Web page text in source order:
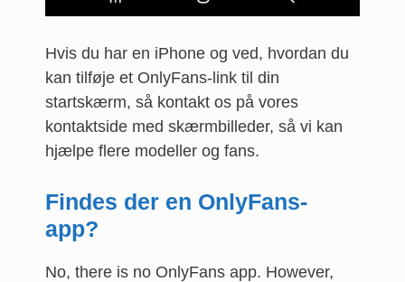
Hvis du har en iPhone og ved, hvordan du
kan tilføje et OnlyFans-link til din
startskærm, så kontakt os på vores
kontaktside med skærmbilleder, så vi kan
hjælpe flere modeller og fans.
Findes der en OnlyFans-
app?
No, there is no OnlyFans app. However,